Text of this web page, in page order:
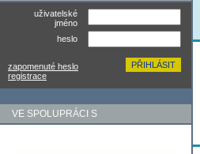
uživatelské
jméno
heslo
zapomenuté heslo
registrace
VE SPOLUPRÁCI S